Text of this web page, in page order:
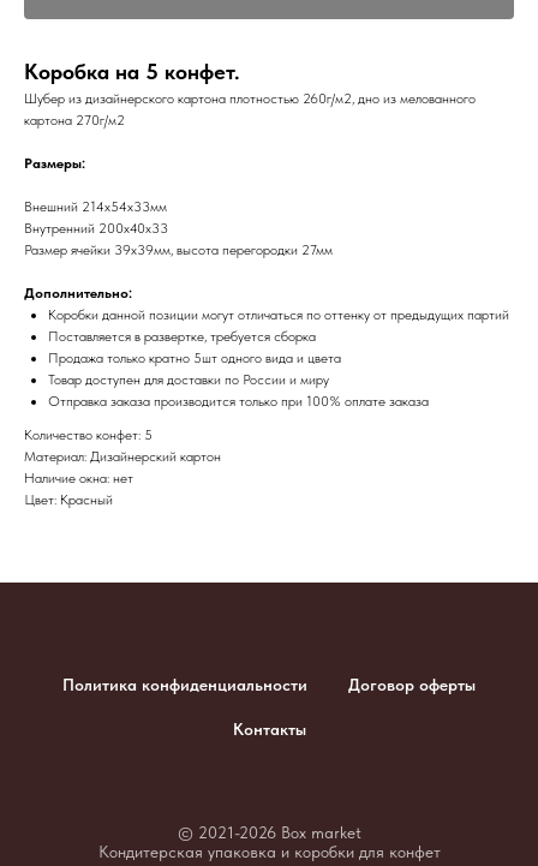
Коробка на 5 конфет.
Шубер из дизайнерского картона плотностью 260г/м2, дно из мелованного
картона 270г/м2
Размеры:
Внешний 214х54х33мм
Внутренний 200х40х33
Размер ячейки 39х39мм, высота перегородки 27мм
Дополнительно:
Коробки данной позиции могут отличаться по оттенку от предыдущих партий
Поставляется в развертке, требуется сборка
Продажа только кратно 5шт одного вида и цвета
Товар доступен для доставки по России и миру
​Отправка заказа производится только при 100% оплате заказа
Количество конфет: 5
Материал: Дизайнерский картон
Наличие окна: нет
Цвет: Красный
Политика конфиденциальности Договор оферты
Контакты
© 2021-2026 Box market
Кондитерская упаковка и коробки для конфет